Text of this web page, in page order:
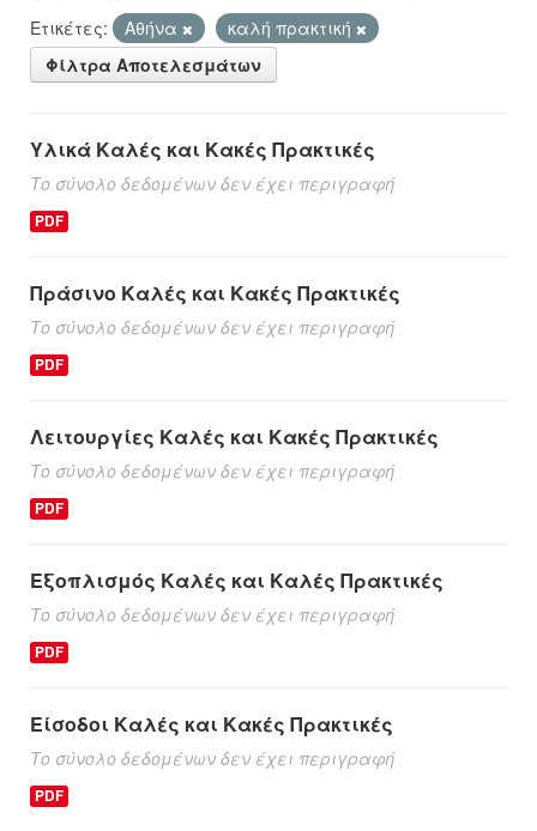
Ετικέτες: Αθήνα
καλή πρακτική
Φίλτρα Αποτελεσμάτων
Υλικά Καλές και Κακές Πρακτικές
Το σύνολο δεδομένων δεν έχει περιγραφή
PDF
Πράσινο Καλές και Κακές Πρακτικές
Το σύνολο δεδομένων δεν έχει περιγραφή
PDF
Λειτουργίες Καλές και Κακές Πρακτικές
Το σύνολο δεδομένων δεν έχει περιγραφή
PDF
Εξοπλισμός Καλές και Καλές Πρακτικές
Το σύνολο δεδομένων δεν έχει περιγραφή
PDF
Είσοδοι Καλές και Κακές Πρακτικές
Το σύνολο δεδομένων δεν έχει περιγραφή
PDF